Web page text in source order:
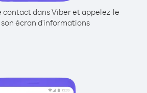
contact dans Viber et appelez-le
écran d'informations